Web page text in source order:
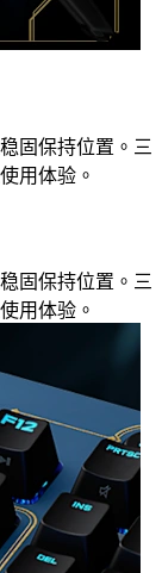
固保持位置。三
用体验。
固保持位置。三
用体验。